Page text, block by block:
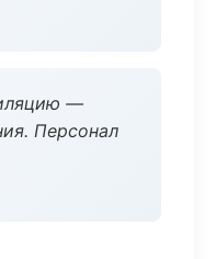
—
Персонал